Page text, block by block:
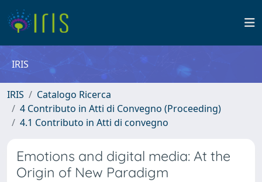
IRIS
IRIS
Catalogo Ricerca
4 Contributo in Atti di Convegno (Proceeding)
4.1 Contributo in Atti di convegno
Emotions and digital media: At the
Origin of New Paradigm